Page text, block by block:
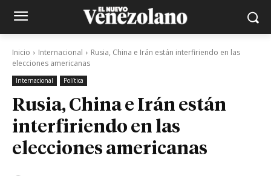
Inicio Internacional
Rusia, China e Irán están interfiriendo en las
elecciones americanas
Internacional Política
Rusia, China e Irán están
interfiriendo en las
elecciones americanas